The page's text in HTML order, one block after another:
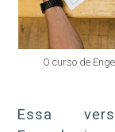
O curso de
Essa